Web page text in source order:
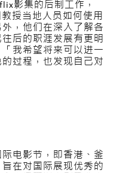
影集的后制工作，
授当地人员如何使用
，他们在深入了解各
后的职涯发展有更明
我希望将来可以进一
过程，也发现自己对
电影节，即香港、釜
在对国际展现优秀的